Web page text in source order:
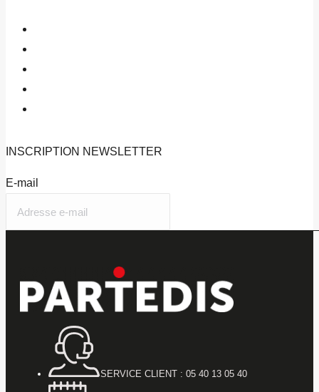
INSCRIPTION NEWSLETTER
E-mail
SERVICE CLIENT : 05 40 13 05 40